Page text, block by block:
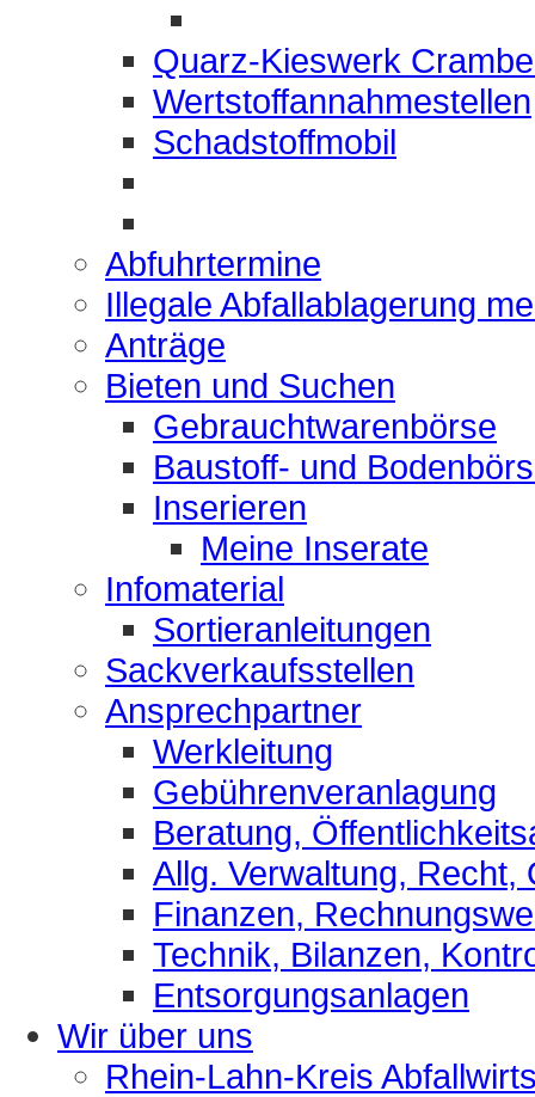
Quarz-Kieswerk
Wertstoffannahmestellen
Schadstoffmobil
Abfuhrtermine
Illegale Abfallablagerung
Anträge
Bieten und Suchen
Gebrauchtwarenbörse
Baustoff- und
Inserieren
Meine Inserate
Infomaterial
Sortieranleitungen
Sackverkaufsstellen
Ansprechpartner
Werkleitung
Gebührenveranlagung
Beratung,
Allg. Verwaltung, Recht,
Finanzen,
Technik, Bilanzen,
Entsorgungsanlagen
Wir über uns
Rhein-Lahn-Kreis